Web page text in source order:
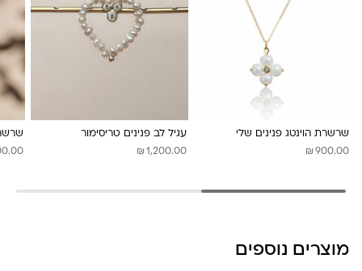
שרשרת הוינטג פנינים שלי
₪ 900.00
עגיל לב פנינים טריסימור
₪ 1,200.00
מוצרים נוספים